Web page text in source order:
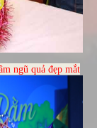
ngũ quả đẹp mắt